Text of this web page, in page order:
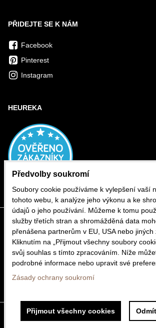
PŘIDEJTE SE K NÁM
Facebook
Pinterest
Instagram
HEUREKA
Předvolby soukromí Zásady ochrany
Předvolby soukromí
Soubory cookie používáme k vylepšení vaší
tohoto webu, k analýze jeho výkonu a ke
údajů o jeho používání. Můžeme k tomu
služby třetích stran a shromážděná data
přenášena partnerům v EU, USA nebo jiných
Kliknutím na „Přijmout všechny soubory
svůj souhlas s tímto zpracováním. Níže
podrobné informace nebo upravit své
Zásady ochrany soukromí
Přijmout všechny cookies